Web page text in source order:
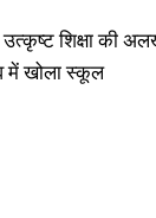
उत्कृष्ट शिक्षा की
में खोला स्कूल